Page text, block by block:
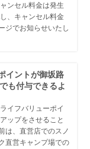
ンセル料金は発生
、キャンセル料金
ジでお知らせいたし
イントが御坂路
も付与できるよ
イフバリューポイ
ップをさせること
は、直営店でのスノ
直営キャンプ場での